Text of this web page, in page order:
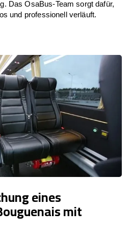
Das OsaBus-Team sorgt dafür,
und professionell verläuft.
eines
mit